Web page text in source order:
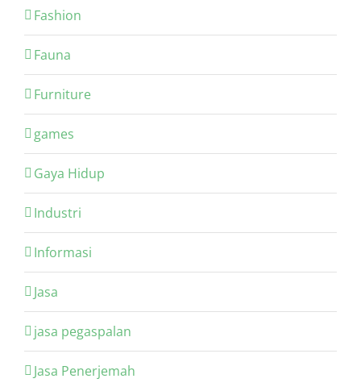
Fashion
Fauna
Furniture
games
Gaya Hidup
Industri
Informasi
Jasa
jasa pegaspalan
Jasa Penerjemah